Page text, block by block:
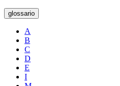
glossario
A
B
C
D
E
I